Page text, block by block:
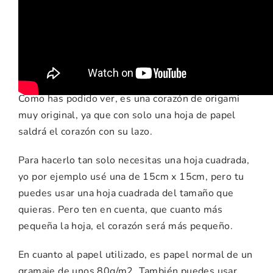
Como has podido ver, es una corazón de origami
muy original, ya que con solo una hoja de papel
saldrá el corazón con su lazo.
Para hacerlo tan solo necesitas una hoja cuadrada,
yo por ejemplo usé una de 15cm x 15cm, pero tu
puedes usar una hoja cuadrada del tamaño que
quieras. Pero ten en cuenta, que cuanto más
pequeña la hoja, el corazón será más pequeño.
En cuanto al papel utilizado, es papel normal de un